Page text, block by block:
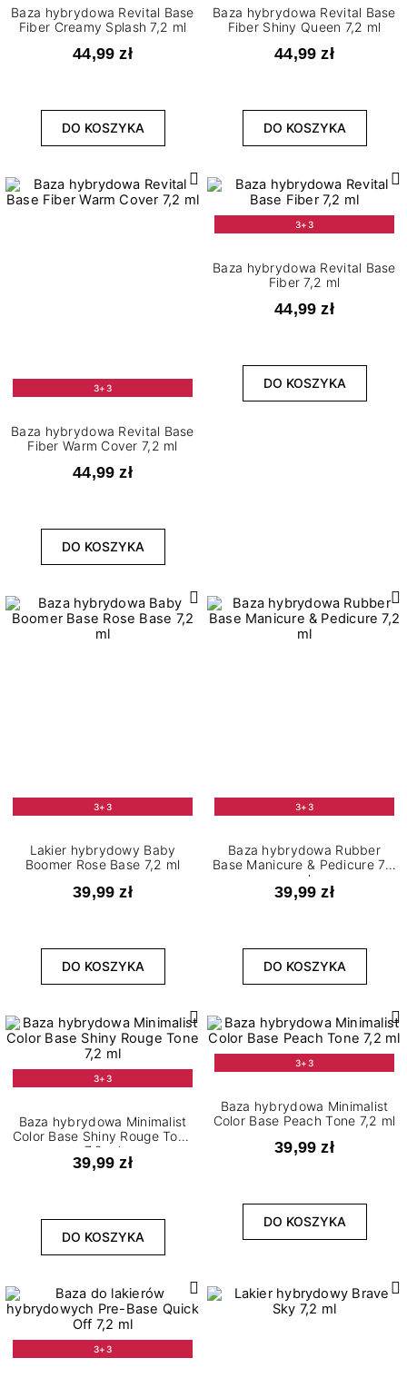
Baza hybrydowa Revital Base
Fiber Creamy Splash 7,2 ml
44,99 zł
DO KOSZYKA
Baza hybrydowa Revital Base
Fiber Shiny Queen 7,2 ml
44,99 zł
DO KOSZYKA
3+3
Baza hybrydowa Revital Base
Fiber Warm Cover 7,2 ml
44,99 zł
DO KOSZYKA
3+3
Baza hybrydowa Revital Base
Fiber 7,2 ml
44,99 zł
DO KOSZYKA
3+3
Lakier hybrydowy Baby
Boomer Rose Base 7,2 ml
39,99 zł
DO KOSZYKA
3+3
Baza hybrydowa Rubber
Base Manicure & Pedicure 7,2
ml
39,99 zł
DO KOSZYKA
3+3
Baza hybrydowa Minimalist
Color Base Shiny Rouge Tone
7,2 ml
39,99 zł
DO KOSZYKA
3+3
Baza hybrydowa Minimalist
Color Base Peach Tone 7,2 ml
39,99 zł
DO KOSZYKA
3+3